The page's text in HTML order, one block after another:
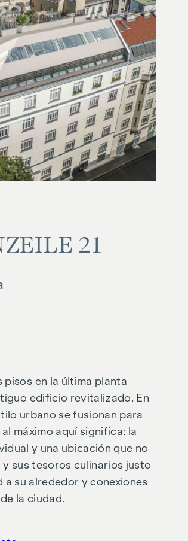
21
pisos en la última planta
edificio revitalizado. En
urbano se fusionan para
máximo aquí significa: la
y una ubicación que no
sus tesoros culinarios justo
a su alrededor y conexiones
la ciudad.